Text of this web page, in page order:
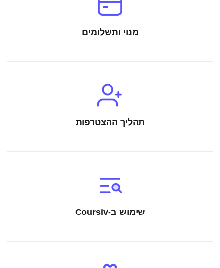
מנוי ותשלומים
תהליך ההצטרפות
שימוש ב-Coursiv